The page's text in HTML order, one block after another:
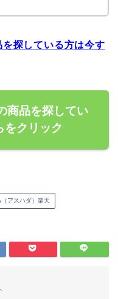
探している方は今す
商品を探してい
をクリック
アスハダ）楽天